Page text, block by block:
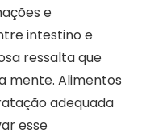
e
intestino e
ressalta que
mente. Alimentos
adequada
esse